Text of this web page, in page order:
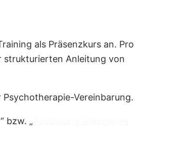
als Präsenzkurs an. Pro
strukturierten Anleitung von
Vereinbarung.
“ bzw. „